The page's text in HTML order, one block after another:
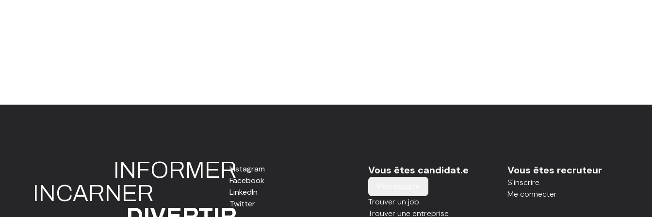
INFORMER
INCARNER
Instagram
Facebook
LinkedIn
Twitter
Vous êtes candidat.e
Trouver un job
Trouver une entreprise
Vous êtes recruteur
S'inscrire
Me connecter